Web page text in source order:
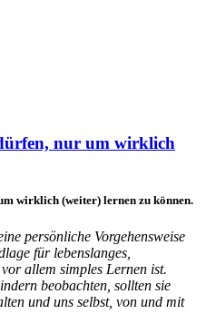
nur um wirklich
wirklich (weiter) lernen zu können.
persönliche Vorgehensweise
für lebenslanges,
allem simples Lernen ist.
beobachten, sollten sie
und uns selbst, von und mit